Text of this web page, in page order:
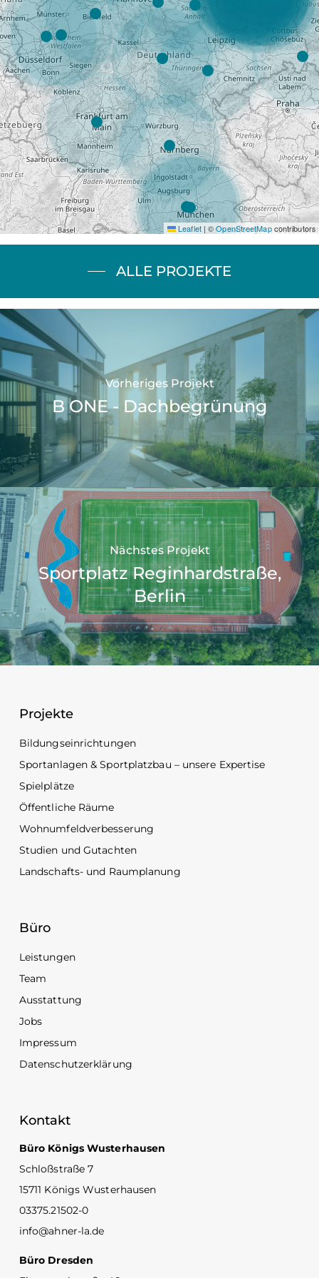
Leaflet | ©OpenStreetMapcontributors
ALLE PROJEKTE
Vorheriges Projekt
B ONE - Dachbegrünung
Nächstes Projekt
Sportplatz Reginhardstraße,
Berlin
Projekte
Bildungseinrichtungen
Sportanlagen & Sportplatzbau – unsere Expertise
Spielplätze
Öffentliche Räume
Wohnumfeldverbesserung
Studien und Gutachten
Landschafts- und Raumplanung
Büro
Leistungen
Team
Ausstattung
Jobs
Impressum
Datenschutzerklärung
Kontakt
Büro Königs Wusterhausen
Schloßstraße 7
15711 Königs Wusterhausen
03375.21502-0
info@ahner-la.de
Büro Dresden